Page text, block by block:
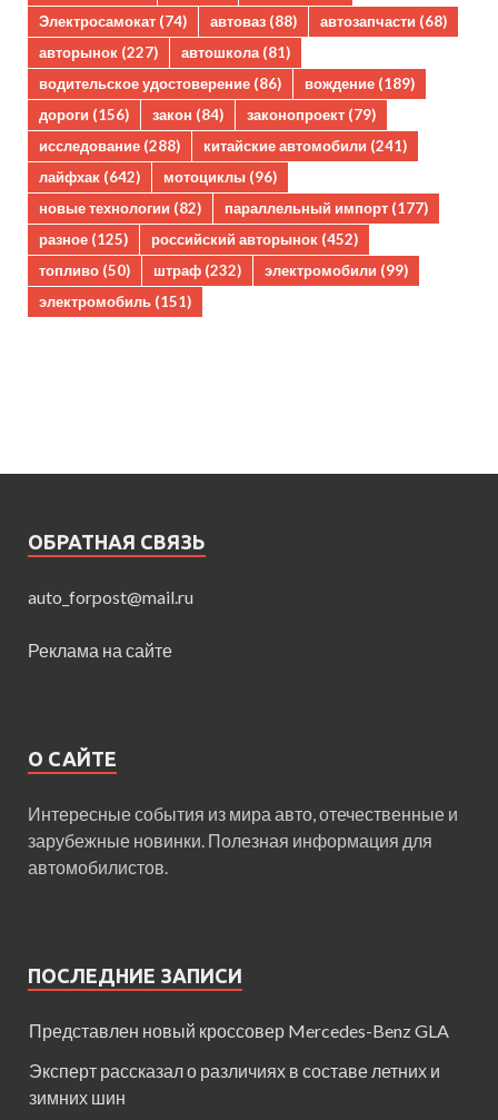
Электросамокат (74) автоваз (88) автозапчасти (68)
авторынок (227) автошкола (81)
водительское удостоверение (86) вождение (189)
дороги (156) закон (84) законопроект (79)
исследование (288) китайские автомобили (241)
лайфхак (642) мотоциклы (96)
новые технологии (82) параллельный импорт (177)
разное (125) российский авторынок (452)
топливо (50) штраф (232) электромобили (99)
электромобиль (151)
ОБРАТНАЯ СВЯЗЬ
auto_forpost@mail.ru
Реклама на сайте
О САЙТЕ
Интересные события из мира авто, отечественные и
зарубежные новинки. Полезная информация для
автомобилистов.
ПОСЛЕДНИЕ ЗАПИСИ
Представлен новый кроссовер Mercedes-Benz GLA
Эксперт рассказал о различиях в составе летних и
зимних шин